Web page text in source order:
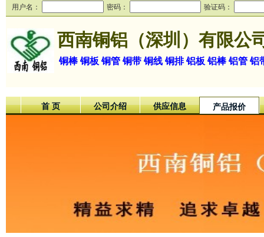
用户名： 密码： 验证码：
西南铜铝（深圳）有限公
铜棒 铜板 铜管 铜带 铜线 铜排 铝板 铝棒 铝管
首 页 公司介绍 供应信息 产品报价